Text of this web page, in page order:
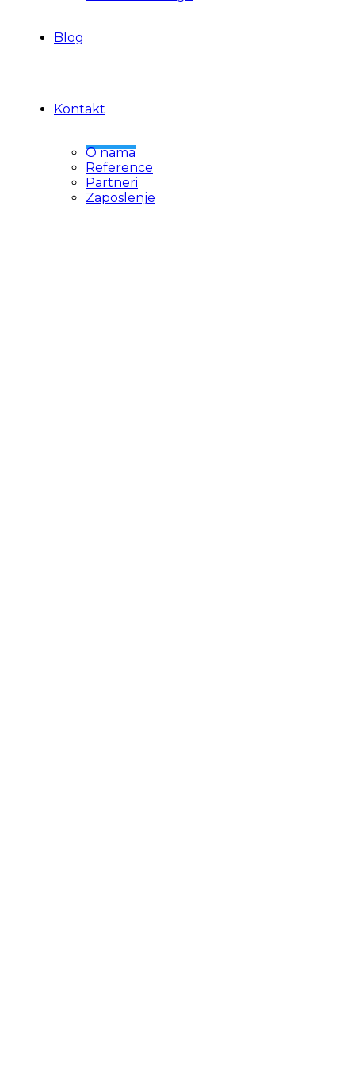
Blog
Kontakt
O nama
Reference
Partneri
Zaposlenje